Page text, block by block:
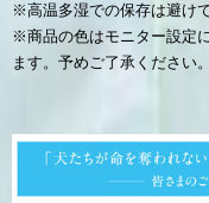
※高温多湿での保存は避け
※商品の色はモニター設定
ます。予めご了承ください。